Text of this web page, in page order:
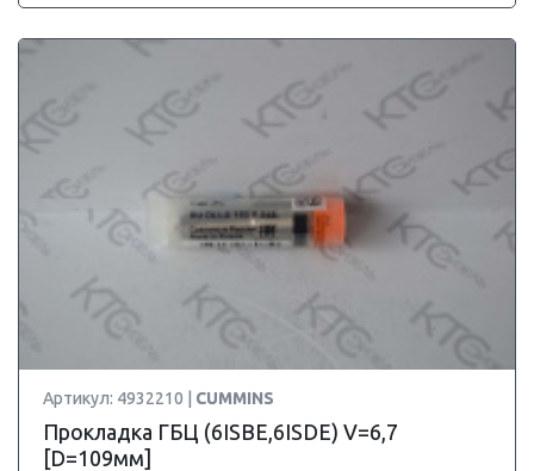
Артикул: 4932210 | CUMMINS
Прокладка ГБЦ (6ISBE,6ISDE) V=6,7
[D=109мм]